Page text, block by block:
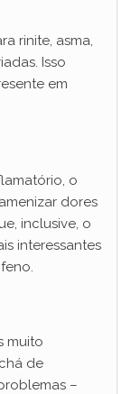
rinite, asma,
Isso
em
o
dores
inclusive, o
interessantes
muito
de
–